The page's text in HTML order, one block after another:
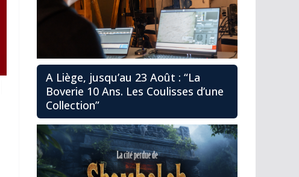
A Liège, jusqu’au 23 Août : “La
Boverie 10 Ans. Les Coulisses d’une
Collection”